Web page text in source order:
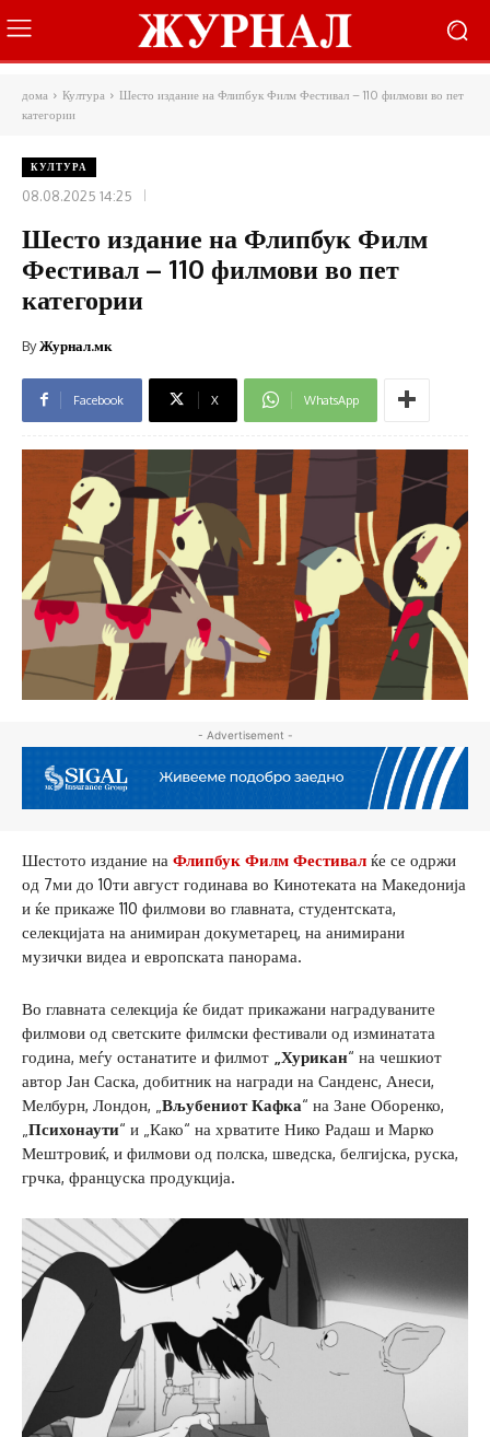
дома Култура
Шесто издание на Флипбук Филм Фестивал – 110 филмови во пет
категории
КУЛТУРА
08.08.2025 14:25
Шесто издание на Флипбук Филм
Фестивал – 110 филмови во пет
категории
ByЖурнал.мк
Facebook X WhatsApp
- Advertisement -
Шестото издание на Флипбук Филм Фестивал ќе се одржи
од 7ми до 10ти август годинава во Кинотеката на Македонија
и ќе прикаже 110 филмови во главната, студентската,
селекцијата на анимиран докуметарец, на анимирани
музички видеа и европската панорама.
Во главната селекција ќе бидат прикажани наградуваните
филмови од светските филмски фестивали од изминатата
година, меѓу останатите и филмот „Хурикан“ на чешкиот
автор Јан Саска, добитник на награди на Санденс, Анеси,
Мелбурн, Лондон, „ Вљубениот Кафка“ на Зане Оборенко,
Психонаути“ и „Како“ на хрватите Нико Радаш и Марко
Мештровиќ, и филмови од полска, шведска, белгијска, руска,
грчка, француска продукција.